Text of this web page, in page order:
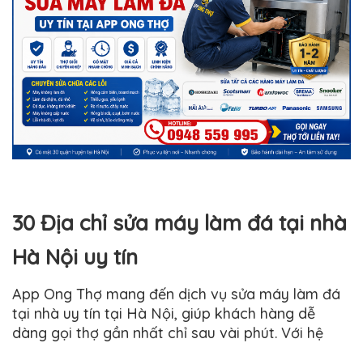
30 Địa chỉ sửa máy làm đá tại nhà
Hà Nội uy tín
App Ong Thợ mang đến dịch vụ sửa máy làm đá
tại nhà uy tín tại Hà Nội, giúp khách hàng dễ
dàng gọi thợ gần nhất chỉ sau vài phút. Với hệ